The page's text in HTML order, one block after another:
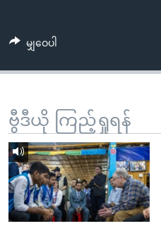
ရန်
ရန်
မျှဝေပါ
ဗွီဒီယို ကြည့်ရှုရန်